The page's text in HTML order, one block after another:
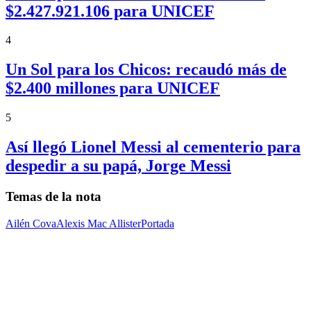
$2.427.921.106 para UNICEF
4
Un Sol para los Chicos: recaudó más de
$2.400 millones para UNICEF
5
Así llegó Lionel Messi al cementerio para
despedir a su papá, Jorge Messi
Temas de la nota
Ailén CovaAlexis Mac AllisterPortada